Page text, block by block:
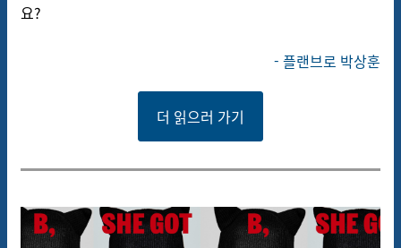
요?
- 플랜브로 박상훈
더 읽으러 가기